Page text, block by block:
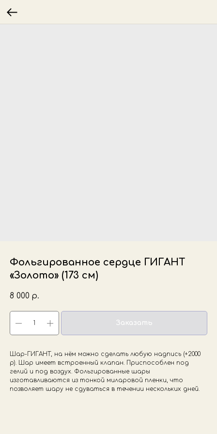
Фольгированное сердце ГИГАНТ
«Золото» (173 см)
8 000 р.
Заказать
Шар-ГИГАНТ, на нём можно сделать любую надпись (+2000
р). Шар имеет встроенный клапан. Приспособлен под
гелий и под воздух. Фольгированные шары
изготавливаются из тонкой миларовой пленки, что
позволяет шару не сдуваться в течении нескольких дней.